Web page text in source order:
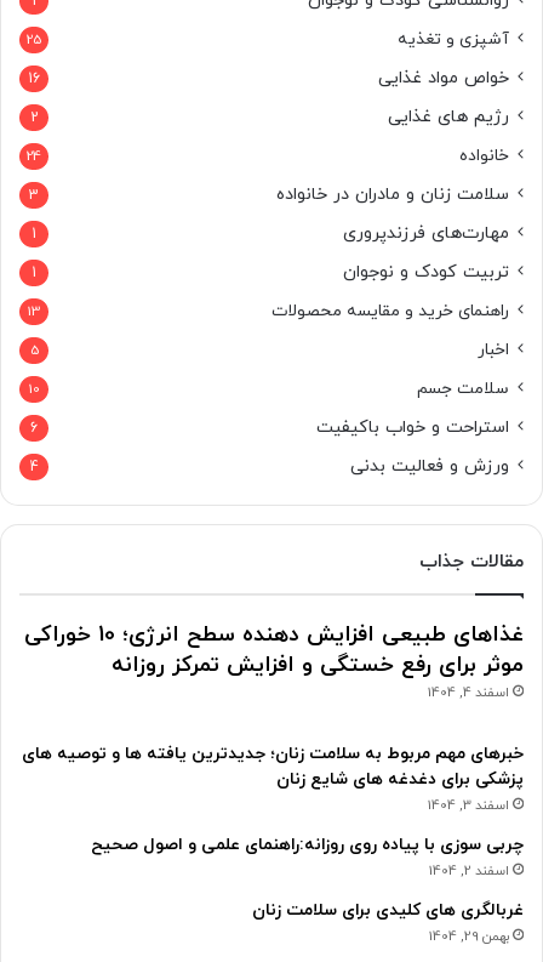
آشپزی و تغذیه 25
خواص مواد غذایی 16
رژیم های غذایی 2
خانواده 24
سلامت زنان و مادران در خانواده 3
مهارت‌های فرزندپروری 1
تربیت کودک و نوجوان 1
راهنمای خرید و مقایسه محصولات 13
اخبار 5
سلامت جسم 10
استراحت و خواب باکیفیت 6
ورزش و فعالیت بدنی 4
مقالات جذاب
غذاهای طبیعی افزایش دهنده سطح انرژی؛ 10 خوراکی
موثر برای رفع خستگی و افزایش تمرکز روزانه
اسفند 4, 1404
خبرهای مهم مربوط به سلامت زنان؛ جدیدترین یافته ها و توصیه های
پزشکی برای دغدغه های شایع زنان
اسفند 3, 1404
چربی سوزی با پیاده روی روزانه:راهنمای علمی و اصول صحیح
اسفند 2, 1404
غربالگری های کلیدی برای سلامت زنان
بهمن 29, 1404